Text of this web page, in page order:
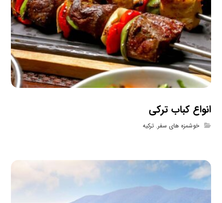
انواع کباب ترکی
خوشمزه های سفر,ترکیه